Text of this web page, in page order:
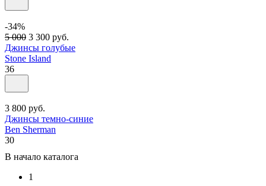
-34%
5 000 3 300 руб.
Джинсы голубые
Stone Island
36
3 800 руб.
Джинсы темно-синие
Ben Sherman
30
В начало каталога
1